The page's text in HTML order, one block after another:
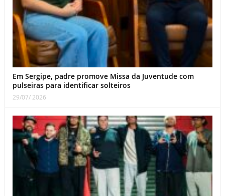
Em Sergipe, padre promove Missa da Juventude com
pulseiras para identificar solteiros
29/07/ 2026